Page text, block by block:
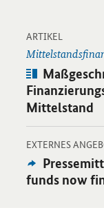
ARTIKEL
Artikel:
Mittelstand
Öffnet Einzelsicht
EXTERNES
Externes
Angebot:
funds now
Öffnet